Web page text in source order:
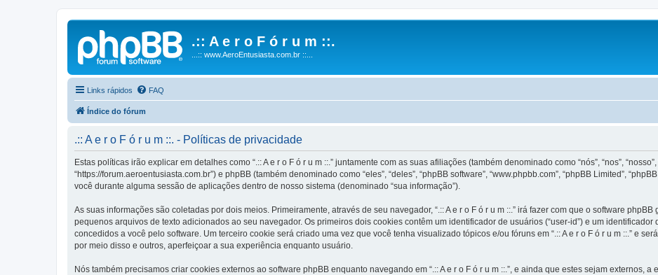
.:: A e r o F ó r u m ::.
...:: www.AeroEntusiasta.com.br ::...
Links rápidos FAQ
Índice do fórum
.:: A e r o F ó r u m ::. - Políticas de privacidade
Estas políticas irão explicar em detalhes como “.:: A e r o F ó r u m ::.” juntamente com as suas afiliações (também denominado como “nós”, “nos”, “nosso”,
“https://forum.aeroentusiasta.com.br”) e phpBB (também denominado como “eles”, “deles”, “phpBB software”, “www.phpbb.com”, “phpBB Limited”,
você durante alguma sessão de aplicações dentro de nosso sistema (denominado “sua informação”).
As suas informações são coletadas por dois meios. Primeiramente, através de seu navegador, “.:: A e r o F ó r u m ::.” irá fazer com que o software
pequenos arquivos de texto adicionados ao seu navegador. Os primeiros dois cookies contêm um identificador de usuários (“user-id”) e um identificador
concedidos a você pelo software. Um terceiro cookie será criado uma vez que você tenha visualizado tópicos e/ou fóruns em “.:: A e r o F ó r u m ::.” e
por meio disso e outros, aperfeiçoar a sua experiência enquanto usuário.
Nós também precisamos criar cookies externos ao software phpBB enquanto navegando em “.:: A e r o F ó r u m ::.”, e ainda que estes sejam externos,